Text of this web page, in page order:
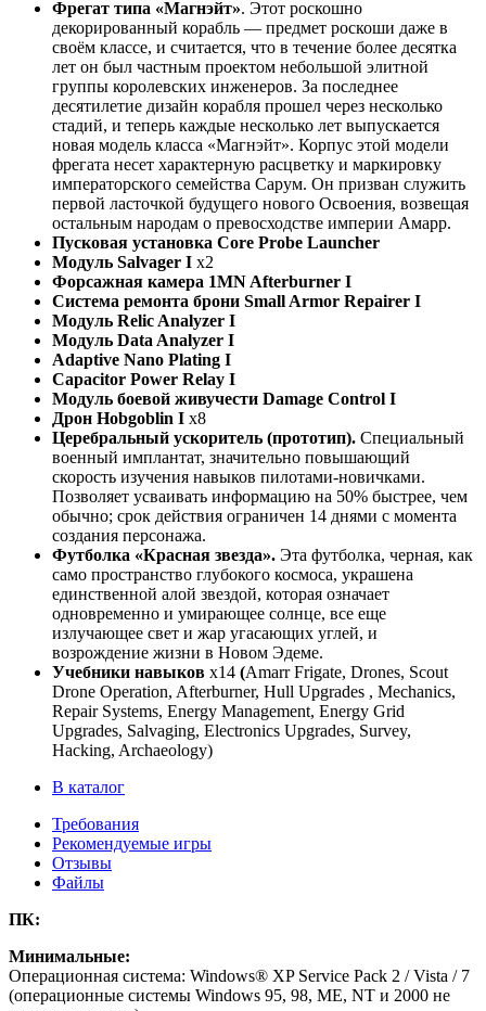
Фрегат типа «Магнэйт». Этот роскошно
декорированный корабль — предмет роскоши даже в
своём классе, и считается, что в течение более десятка
лет он был частным проектом небольшой элитной
группы королевских инженеров. За последнее
десятилетие дизайн корабля прошел через несколько
стадий, и теперь каждые несколько лет выпускается
новая модель класса «Магнэйт». Корпус этой модели
фрегата несет характерную расцветку и маркировку
императорского семейства Сарум. Он призван служить
первой ласточкой будущего нового Освоения, возвещая
остальным народам о превосходстве империи Амарр.
Пусковая установка Core Probe Launcher
Модуль Salvager I x2
Форсажная камера 1MN Afterburner I
Система ремонта брони Small Armor Repairer I
Модуль Relic Analyzer I
Модуль Data Analyzer I
Adaptive Nano Plating I
Capacitor Power Relay I
Модуль боевой живучести Damage Control I
Дрон Hobgoblin I x8
Церебральный ускоритель (прототип). Специальный
военный имплантат, значительно повышающий
скорость изучения навыков пилотами-новичками.
Позволяет усваивать информацию на 50% быстрее, чем
обычно; срок действия ограничен 14 днями с момента
создания персонажа.
Футболка «Красная звезда». Эта футболка, черная, как
само пространство глубокого космоса, украшена
единственной алой звездой, которая означает
одновременно и умирающее солнце, все еще
излучающее свет и жар угасающих углей, и
возрождение жизни в Новом Эдеме.
Учебники навыков x14 (Amarr Frigate, Drones, Scout
Drone Operation, Afterburner, Hull Upgrades , Mechanics,
Repair Systems, Energy Management, Energy Grid
Upgrades, Salvaging, Electronics Upgrades, Survey,
Hacking, Archaeology)
В каталог
Требования
Рекомендуемые игры
Отзывы
Файлы
ПК:
Минимальные:
Операционная система: Windows® XP Service Pack 2 / Vista / 7
(операционные системы Windows 95, 98, ME, NT и 2000 не